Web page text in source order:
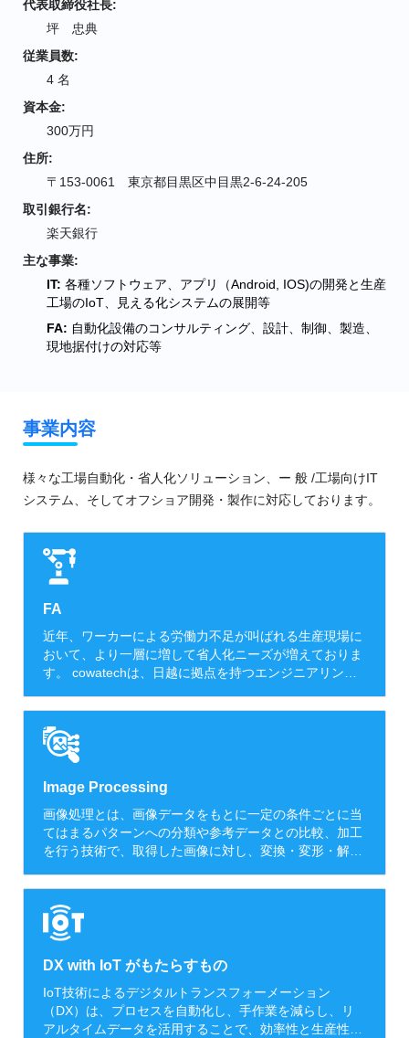
代表取締役社長:
坪 忠典
従業員数:
4 名
資本金:
300万円
住所:
〒153-0061 東京都目黒区中目黒2-6-24-205
取引銀行名:
楽天銀行
主な事業:
IT: 各種ソフトウェア、アプリ（Android, IOS)の開発と生産
工場のIoT、見える化システムの展開等
FA: 自動化設備のコンサルティング、設計、制御、製造、
現地据付けの対応等
事業内容
様々な工場自動化・省人化ソリューション、ー 般 /工場向けIT
システム、そしてオフショア開発・製作に対応しております。
FA
近年、ワーカーによる労働力不足が叫ばれる生産現場に
おいて、より一層に増して省人化ニーズが増えておりま
す。 cowatechは、日越に拠点を持つエンジニアリング
ます。 cowatechの技術分野としましては、ロボット制
御を要する自動化システムの構想・製作・オーダーメイ
ドでの自動機/半自動機の製作・自社ブランドによる
AGV/AMR/AGFシステムの販売・IoT技術を組み合わせ
た見える化システム構築・産業用ソフトウェア開発な
様々な分野での自動化・省人化サービス提案を致しま
す。
Image Processing
画像処理とは、画像データをもとに一定の条件ごとに当
てはまるパターンへの分類や参考データとの比較、加工
を行う技術で、取得した画像に対し、変換・変形・解
や物流業を中心にロボットビジョンシステム・品質検査
ビジョンシステムを展開しております。 また、医療業界
向けにも顔認証・AI認証システムを開発しております。
DX with IoT がもたらすもの
IoT技術によるデジタルトランスフォーメーション
（DX）は、プロセスを自動化し、手作業を減らし、リ
アルタイムデータを活用することで、効率性と生産性を